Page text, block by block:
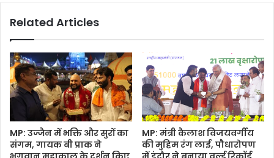
Related Articles
MP: उज्जैन में भक्ति और सुरों का
संगम, गायक बी प्राक ने
MP: मंत्री कैलाश विजयवर्गीय
की मुहिम रंग लाई, पौधारोपण